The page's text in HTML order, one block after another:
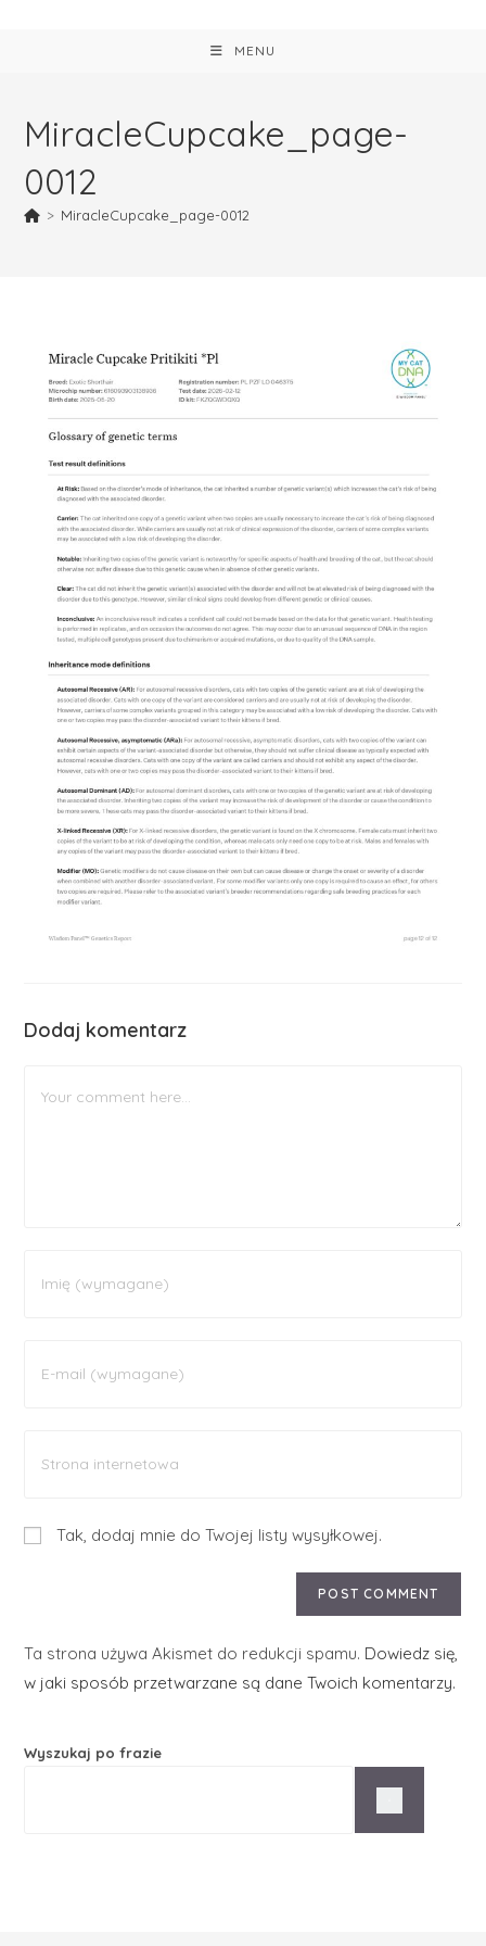
MENU
MiracleCupcake_page-
0012
> MiracleCupcake_page-0012
Dodaj komentarz
Tak, dodaj mnie do Twojej listy wysyłkowej.
Ta strona używa Akismet do redukcji spamu. Dowiedz się,
w jaki sposób przetwarzane są dane Twoich komentarzy.
Wyszukaj po frazie